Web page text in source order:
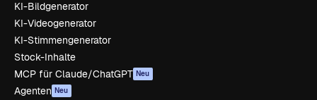
KI-Bildgenerator
KI-Videogenerator
KI-Stimmengenerator
Stock-Inhalte
MCP für Claude/ChatGPT Neu
Agenten Neu